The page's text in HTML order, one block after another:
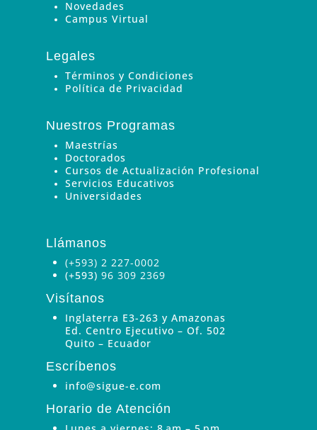
Novedades
Campus Virtual
Legales
Términos y Condiciones
Política de Privacidad
Nuestros Programas
Maestrías
Doctorados
Cursos de Actualización Profesional
Servicios Educativos
Universidades
Llámanos
(+593) 2 227-0002
(+593) 96 309 2369
Visítanos
Inglaterra E3-263 y Amazonas
Ed. Centro Ejecutivo – Of. 502
Quito – Ecuador
Escríbenos
info@sigue-e.com
Horario de Atención